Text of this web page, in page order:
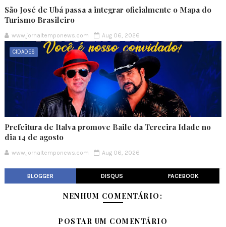
São José de Ubá passa a integrar oficialmente o Mapa do
Turismo Brasileiro
www.jornaltemponews.com Aug 06, 2026
CIDADES
Prefeitura de Italva promove Baile da Terceira Idade no
dia 14 de agosto
www.jornaltemponews.com Aug 06, 2026
BLOGGER DISQUS FACEBOOK
NENHUM COMENTÁRIO:
POSTAR UM COMENTÁRIO